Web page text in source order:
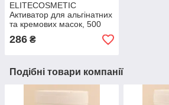
ELITECOSMETIC
Активатор для альгінатних
та кремових масок, 500
мл
286 ₴
Подібні товари компанії